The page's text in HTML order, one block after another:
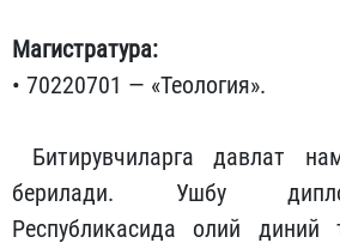
Магистратура:
• 70220701 — «Теология».
Битирувчиларга давлат
берилади. Ушбу
Республикасида олий диний